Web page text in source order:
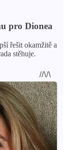
pro Dionea
řešit okamžitě a
stěhuje.